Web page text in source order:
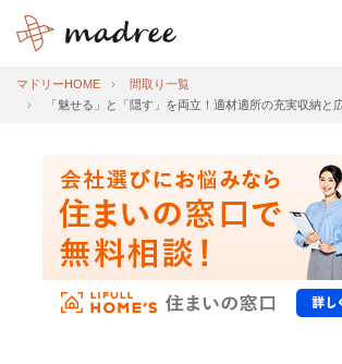
マドリーHOME
間取り一覧
「魅せる」と「隠す」を両立！適材適所の充実収納と